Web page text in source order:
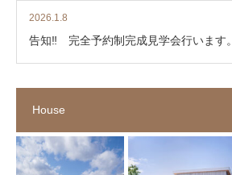
2026.1.8
告知‼ 完全予約制完成見学会行います。
House